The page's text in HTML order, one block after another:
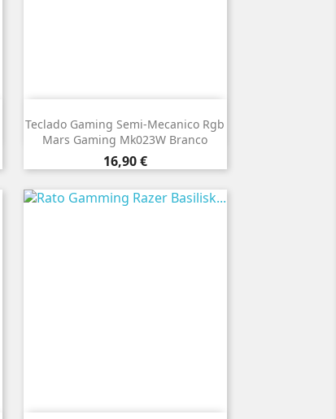
Teclado Gaming Semi-Mecanico Rgb
Mars Gaming Mk023W Branco
Preço
16,90 €
 Vista rápida